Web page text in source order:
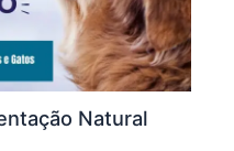
Natural